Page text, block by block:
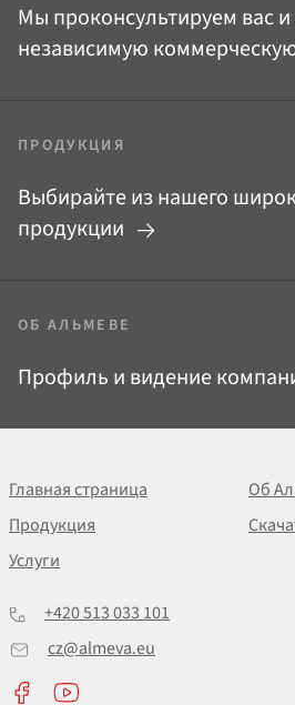
Мы проконсультируем вас
независимую
ПРОДУКЦИЯ
Выбирайте из нашего
продукции
ОБ АЛЬМЕВЕ
Профиль и видение
Главная страница
Об
Продукция
Услуги
+420 513 033 101
cz@almeva.eu